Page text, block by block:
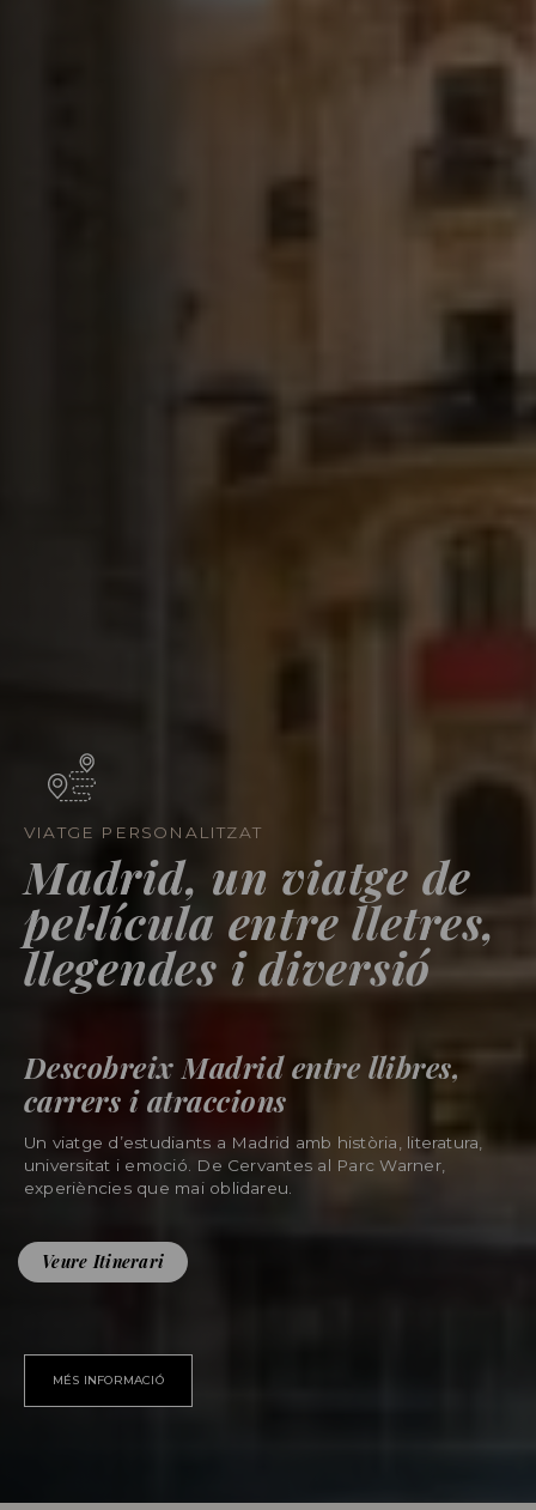
VIATGE PERSONALITZAT
Madrid, un viatge de
pel·lícula entre lletres,
llegendes i diversió
Descobreix Madrid entre llibres,
carrers i atraccions
Un viatge d’estudiants a Madrid amb història, literatura,
universitat i emoció. De Cervantes al Parc Warner,
experiències que mai oblidareu.
Veure Itinerari
MÉS INFORMACIÓ